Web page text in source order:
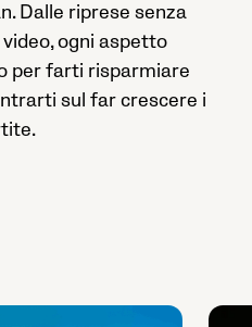
Dalle riprese senza
ogni aspetto
per farti risparmiare
sul far crescere i